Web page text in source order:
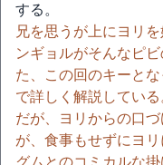
する。
兄を思うが上にヨリ
ンギョルがそんなピ
た、この回のキーと
で詳しく解説してい
だが、ヨリからの口
が、食事もせずにヨ
グムとのコミカルな掛